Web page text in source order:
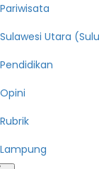
Pariwisata
Sulawesi Utara
Pendidikan
Opini
Rubrik
Lampung